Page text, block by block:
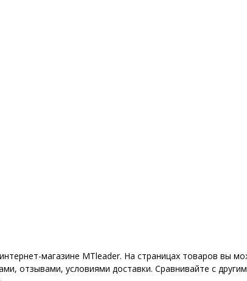
магазине MTleader. На страницах товаров вы
отзывами, условиями доставки. Сравнивайте с